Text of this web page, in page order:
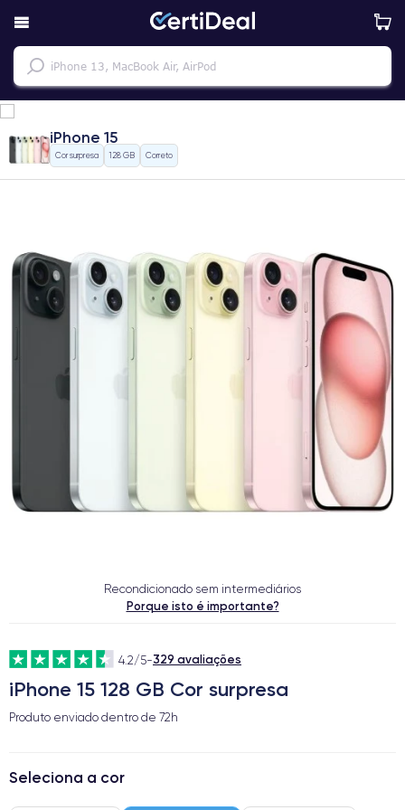
iPhone 15
Cor surpresa 128 GB Correto
Recondicionado sem intermediários
Porque isto é importante?
4.2/5-329 avaliações
iPhone 15 128 GB Cor surpresa
Produto enviado dentro de 72h
Seleciona a cor